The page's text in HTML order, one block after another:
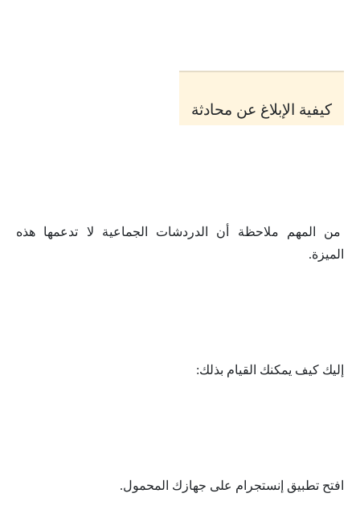
كيفية الإبلاغ عن محادثة
من المهم ملاحظة أن الدردشات الجماعية لا تدعمها هذه
الميزة.
إليك كيف يمكنك القيام بذلك:
افتح تطبيق إنستجرام على جهازك المحمول.